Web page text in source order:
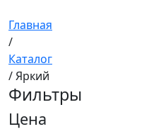
Главная
/
Каталог
/ Яркий
Фильтры
Цена